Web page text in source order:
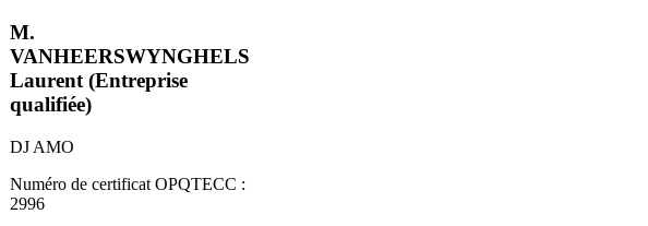
M.
VANHEERSWYNGHELS
Laurent (Entreprise
qualifiée)
DJ AMO
Numéro de certificat OPQTECC :
2996